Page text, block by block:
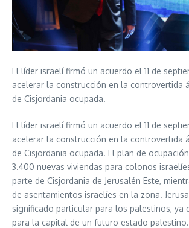
El líder israelí firmó un acuerdo el 11 de
acelerar la construcción en la controvertida
de Cisjordania ocupada.
El líder israelí firmó un acuerdo el 11 de
acelerar la construcción en la controvertida
de Cisjordania ocupada. El plan de
3.400 nuevas viviendas para colonos
parte de Cisjordania de Jerusalén Este,
de asentamientos israelíes en la zona.
significado particular para los palestinos, ya
para la capital de un futuro estado